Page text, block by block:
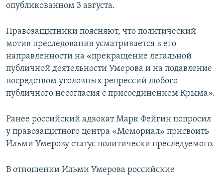
опубликованном 3 августа.
Правозащитники поясняют, что политический
мотив преследования усматривается в его
направленности на «прекращение легальной
публичной деятельности Умерова и на подавление
посредством уголовных репрессий любого
публичного несогласия с присоединением Крыма».
Ранее российский адвокат Марк Фейгин попросил
у правозащитного центра «Мемориал» присвоить
Ильми Умерову статус политически преследуемого.
В отношении Ильми Умерова российские